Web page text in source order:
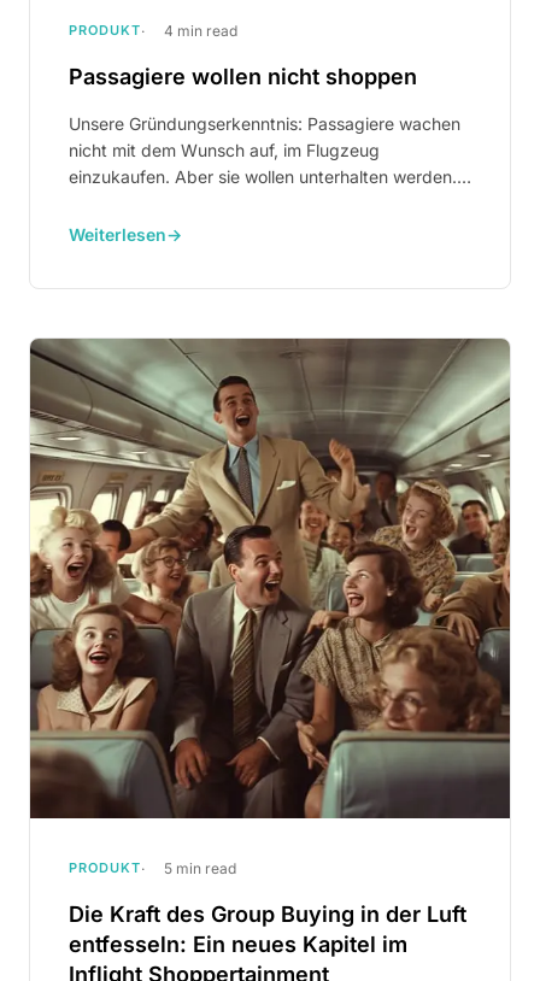
PRODUKT 4 min read
Passagiere wollen nicht shoppen
Unsere Gründungserkenntnis: Passagiere wachen
nicht mit dem Wunsch auf, im Flugzeug
einzukaufen. Aber sie wollen unterhalten werden.
Weiterlesen→
PRODUKT 5 min read
Die Kraft des Group Buying in der Luft
entfesseln: Ein neues Kapitel im
Inflight Shoppertainment